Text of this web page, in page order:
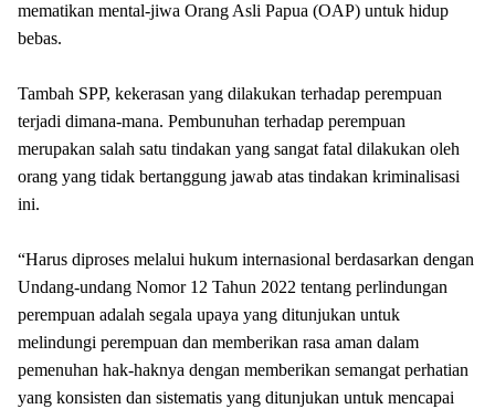
mematikan mental-jiwa Orang Asli Papua (OAP) untuk hidup
bebas.
Tambah SPP, kekerasan yang dilakukan terhadap perempuan
terjadi dimana-mana. Pembunuhan terhadap perempuan
merupakan salah satu tindakan yang sangat fatal dilakukan oleh
orang yang tidak bertanggung jawab atas tindakan kriminalisasi
ini.
“Harus diproses melalui hukum internasional berdasarkan dengan
Undang-undang Nomor 12 Tahun 2022 tentang perlindungan
perempuan adalah segala upaya yang ditunjukan untuk
melindungi perempuan dan memberikan rasa aman dalam
pemenuhan hak-haknya dengan memberikan semangat perhatian
yang konsisten dan sistematis yang ditunjukan untuk mencapai